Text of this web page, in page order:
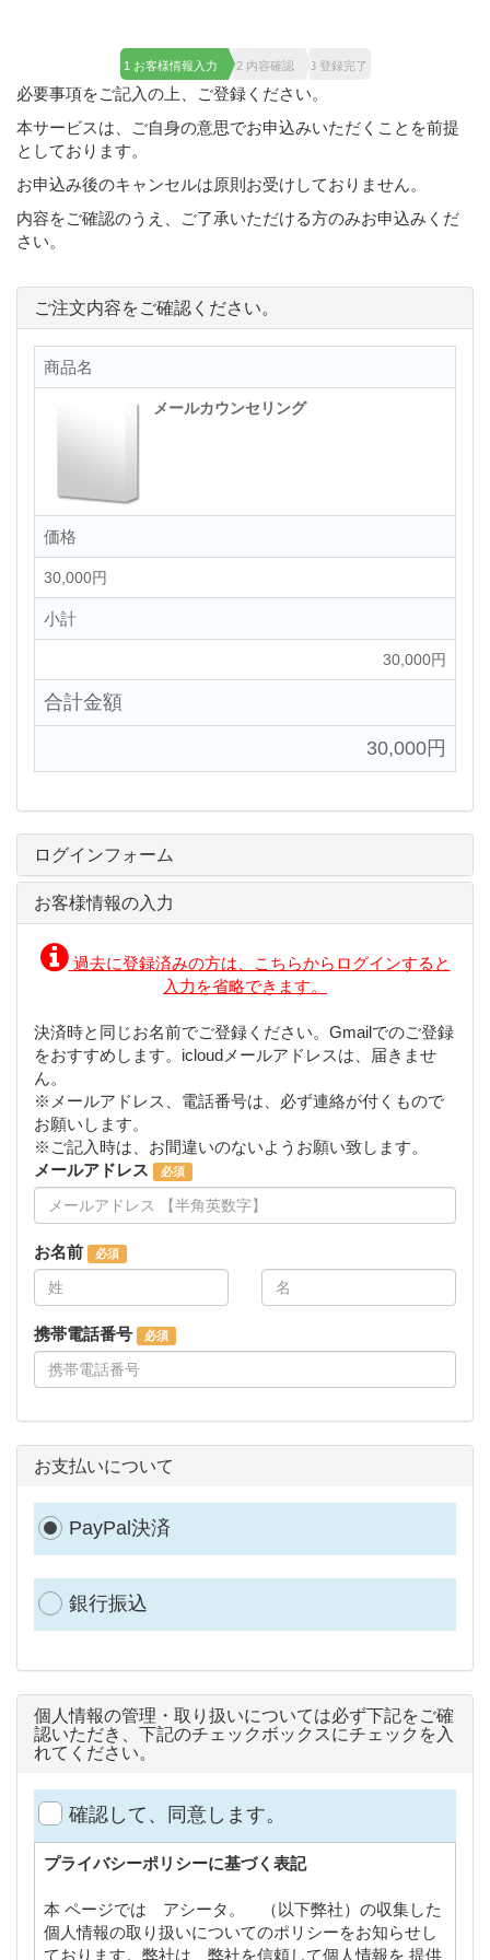
1 お客様情報入力 2 内容確認 3 登録完了
必要事項をご記入の上、ご登録ください。
本サービスは、ご自身の意思でお申込みいただくことを前提
としております。
お申込み後のキャンセルは原則お受けしておりません。
内容をご確認のうえ、ご了承いただける方のみお申込みくだ
さい。
ご注文内容をご確認ください。
商品名
メールカウンセリング
価格
30,000円
小計
30,000円
合計金額
30,000円
ログインフォーム
お客様情報の入力
過去に登録済みの方は、こちらからログインすると
入力を省略できます。
決済時と同じお名前でご登録ください。Gmailでのご登録
をおすすめします。icloudメールアドレスは、届きませ
ん。
※メールアドレス、電話番号は、必ず連絡が付くもので
お願いします。
※ご記入時は、お間違いのないようお願い致します。
メールアドレス
お名前
携帯電話番号
お支払いについて
PayPal決済
銀行振込
個人情報の管理・取り扱いについては必ず下記をご確
認いただき、下記のチェックボックスにチェックを入
れてください。
確認して、同意します。
プライバシーポリシーに基づく表記
本 ページでは アシータ。 （以下弊社）の収集した
個人情報の取り扱いについてのポリシーをお知らせし
ております。弊社は、弊社を信頼して個人情報を 提供